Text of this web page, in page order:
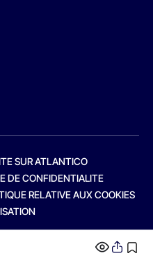
SUR ATLANTICO
DE CONFIDENTIALITE
RELATIVE AUX COOKIES